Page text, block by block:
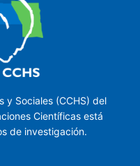
y Sociales (CCHS) del
Científicas está
de investigación.